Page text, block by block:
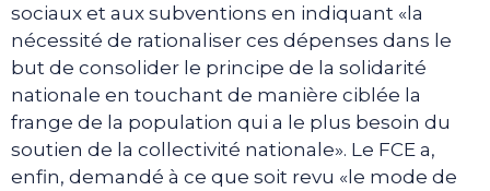
sociaux et aux subventions en indiquant «la
nécessité de rationaliser ces dépenses dans le
but de consolider le principe de la solidarité
nationale en touchant de manière ciblée la
frange de la population qui a le plus besoin du
soutien de la collectivité nationale». Le FCE a,
enfin, demandé à ce que soit revu «le mode de